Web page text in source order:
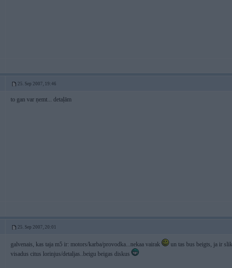
25. Sep 2007, 19:46
to gan var ņemt... detaļām
25. Sep 2007, 20:01
galvenais, kas taja m5 ir: motors/karba/provodka...nekaa vairak un tas bus beigts, ja ir
visadus citus lorinjus/detaljas..beigu beigas diskus